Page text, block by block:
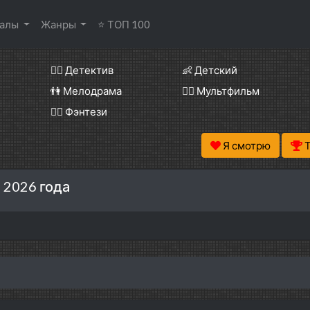
Жанры ⭐ ТОП 100
🕵️‍♂️ Детектив
👶 Детский
👫 Мелодрама
🧚‍♀️ Мультфильм
🧝‍♂️ Фэнтези
Я смотрю
года